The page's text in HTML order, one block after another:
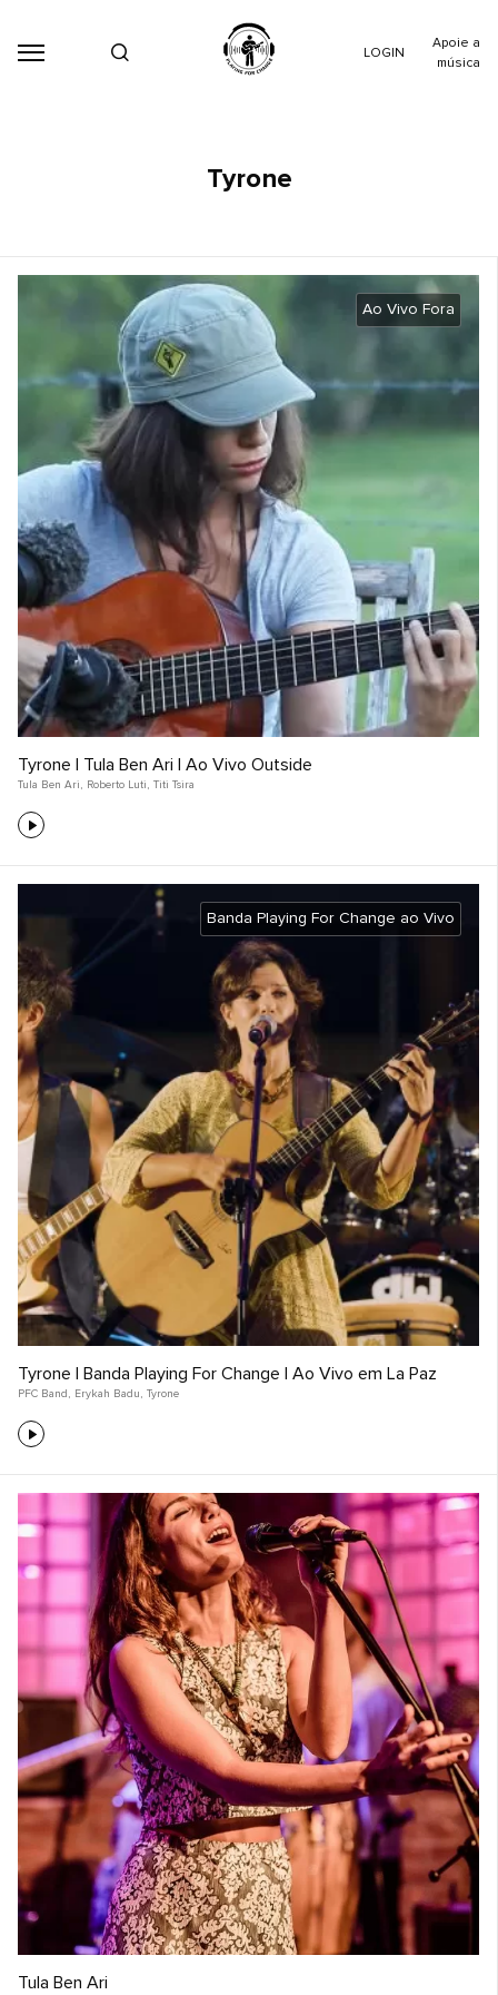
LOGIN
Apoie a
música
Tyrone
Ao Vivo Fora
Tyrone | Tula Ben Ari | Ao Vivo Outside
Tula Ben Ari , Roberto Luti , Titi Tsira
Banda Playing For Change ao Vivo
Tyrone | Banda Playing For Change | Ao Vivo em La Paz
PFC Band , Erykah Badu , Tyrone
Tula Ben Ari